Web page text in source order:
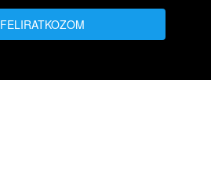
FELIRATKOZOM